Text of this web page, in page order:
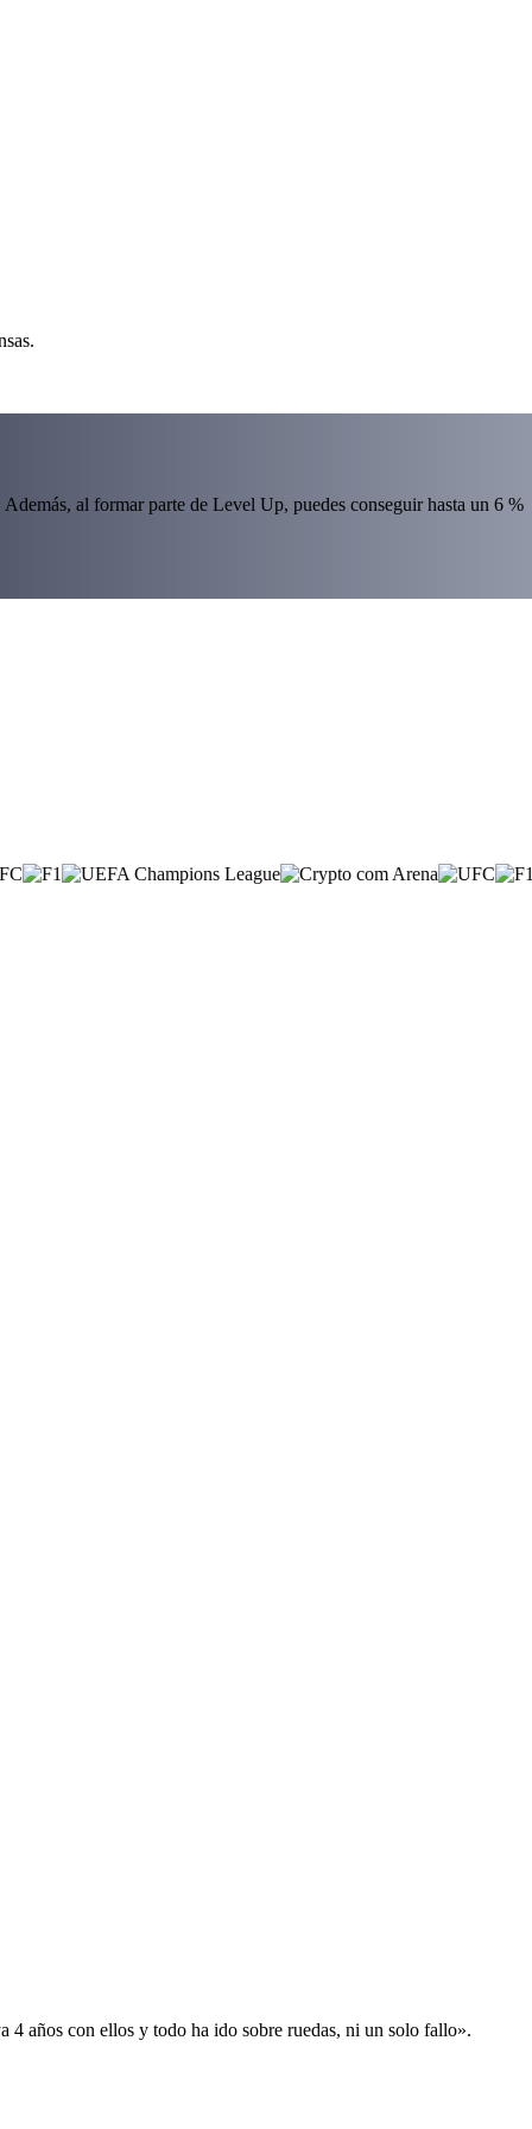
al formar parte de Level Up, puedes conseguir hasta un 6 %
años con ellos y todo ha ido sobre ruedas, ni un solo fallo».